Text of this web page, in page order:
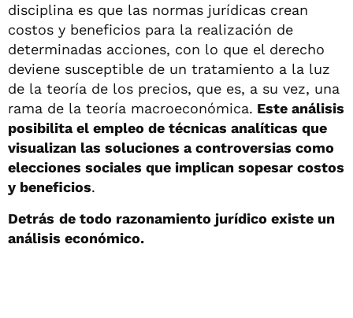
disciplina es que las normas jurídicas crean
costos y beneficios para la realización de
determinadas acciones, con lo que el derecho
deviene susceptible de un tratamiento a la luz
de la teoría de los precios, que es, a su vez, una
rama de la teoría macroeconómica. Este análisis
posibilita el empleo de técnicas analíticas que
visualizan las soluciones a controversias como
elecciones sociales que implican sopesar costos
y beneficios.
Detrás de todo razonamiento jurídico existe un
análisis económico.